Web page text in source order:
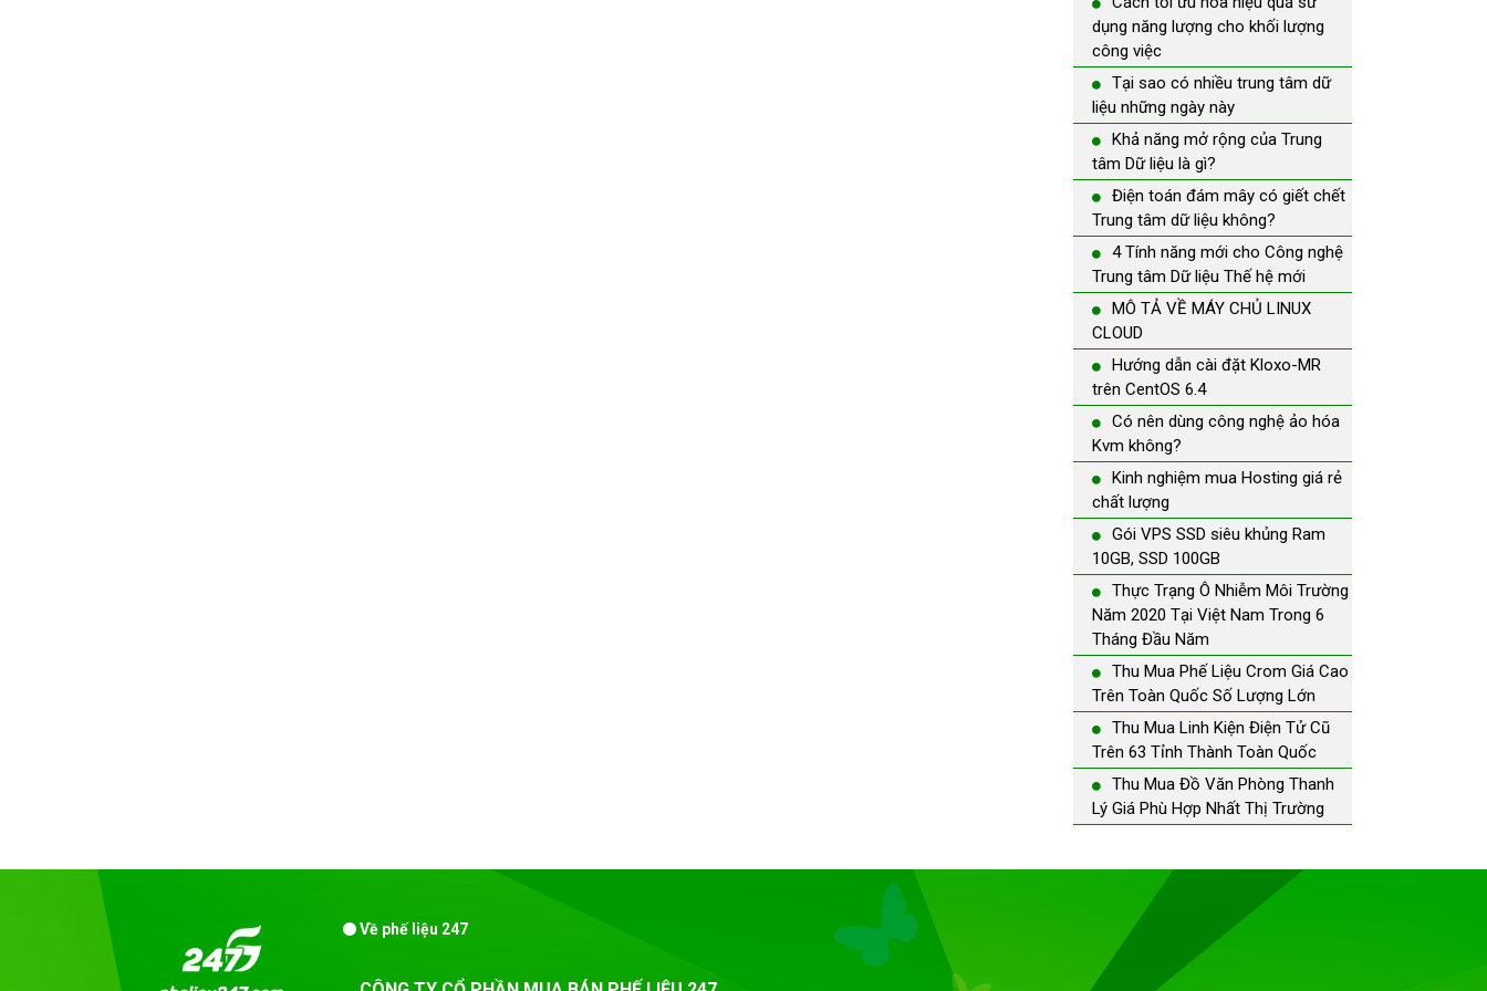
dụng năng lượng cho khối lượng
công việc
Tại sao có nhiều trung tâm dữ
liệu những ngày này
Khả năng mở rộng của Trung
tâm Dữ liệu là gì?
Điện toán đám mây có giết chết
Trung tâm dữ liệu không?
4 Tính năng mới cho Công nghệ
Trung tâm Dữ liệu Thế hệ mới
MÔ TẢ VỀ MÁY CHỦ LINUX
CLOUD
Hướng dẫn cài đặt Kloxo-MR
trên CentOS 6.4
Có nên dùng công nghệ ảo hóa
Kvm không?
Kinh nghiệm mua Hosting giá rẻ
chất lượng
Gói VPS SSD siêu khủng Ram
10GB, SSD 100GB
Thực Trạng Ô Nhiễm Môi Trường
Năm 2020 Tại Việt Nam Trong 6
Tháng Đầu Năm
Thu Mua Phế Liệu Crom Giá Cao
Trên Toàn Quốc Số Lượng Lớn
Thu Mua Linh Kiện Điện Tử Cũ
Trên 63 Tỉnh Thành Toàn Quốc
Thu Mua Đồ Văn Phòng Thanh
Lý Giá Phù Hợp Nhất Thị Trường
Về phế liệu 247